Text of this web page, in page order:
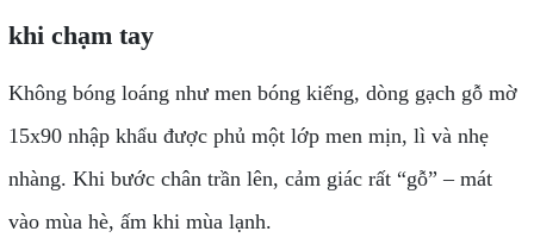
khi chạm tay
Không bóng loáng như men bóng kiếng, dòng gạch gỗ mờ
15x90 nhập khẩu được phủ một lớp men mịn, lì và nhẹ
nhàng. Khi bước chân trần lên, cảm giác rất “gỗ” – mát
vào mùa hè, ấm khi mùa lạnh.